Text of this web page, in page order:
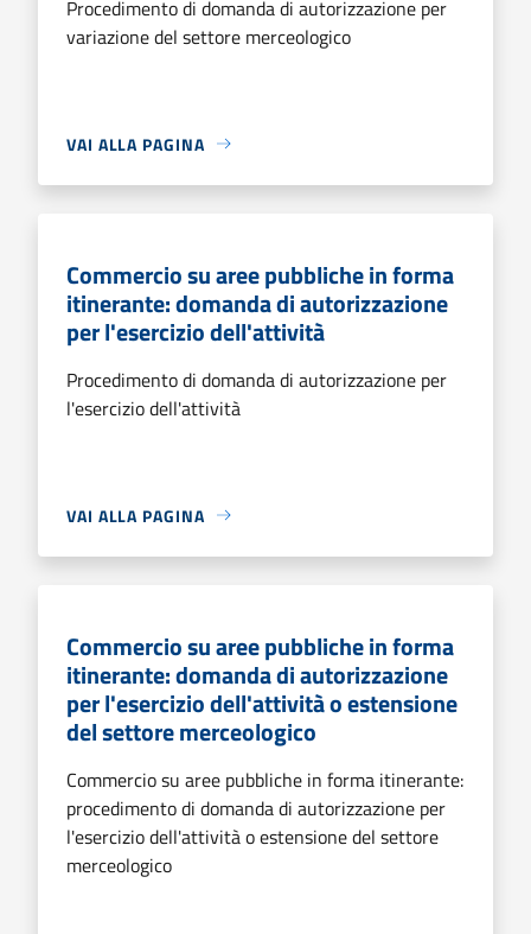
Procedimento di domanda di autorizzazione per
variazione del settore merceologico
VAI ALLA PAGINA
Commercio su aree pubbliche in forma
itinerante: domanda di autorizzazione
per l'esercizio dell'attività
Procedimento di domanda di autorizzazione per
l'esercizio dell'attività
VAI ALLA PAGINA
Commercio su aree pubbliche in forma
itinerante: domanda di autorizzazione
per l'esercizio dell'attività o estensione
del settore merceologico
Commercio su aree pubbliche in forma itinerante:
procedimento di domanda di autorizzazione per
l'esercizio dell'attività o estensione del settore
merceologico